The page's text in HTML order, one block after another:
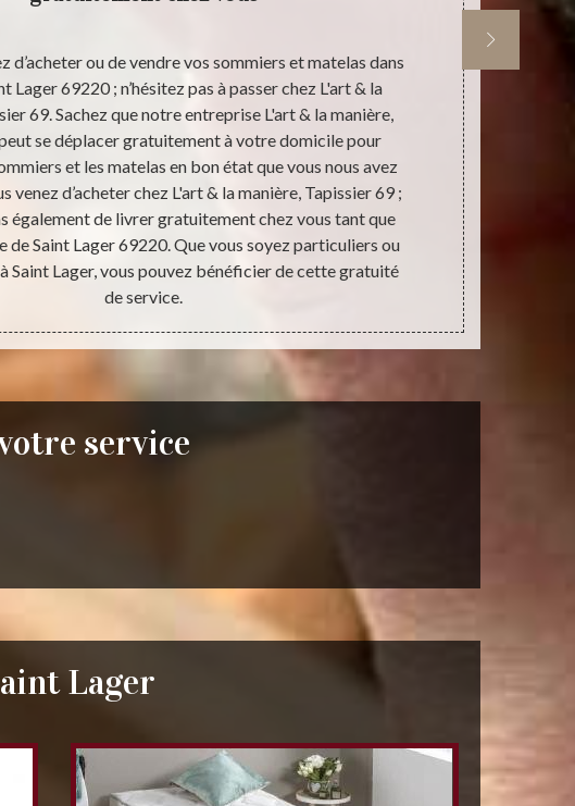
d’acheter ou de vendre vos sommiers et matelas dans
Lager 69220 ; n’hésitez pas à passer chez L'art & la
69. Sachez que notre entreprise L'art & la manière,
se déplacer gratuitement à votre domicile pour
et les matelas en bon état que vous nous avez
venez d’acheter chez L'art & la manière, Tapissier 69 ;
également de livrer gratuitement chez vous tant que
de Saint Lager 69220. Que vous soyez particuliers ou
Saint Lager, vous pouvez bénéficier de cette gratuité
de service.
service
Lager